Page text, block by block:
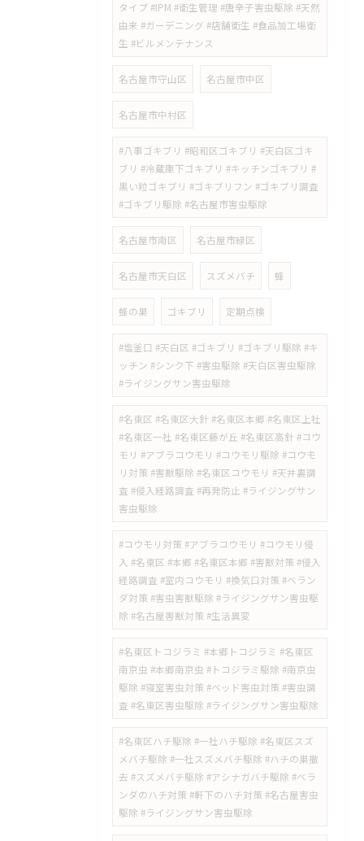
タイプ #IPM #衛生管理 #唐辛子害虫駆除 #天然
由来 #ガーデニング #店舗衛生 #食品加工場衛
生 #ビルメンテナンス
名古屋市守山区 名古屋市中区
名古屋市中村区
#八事ゴキブリ #昭和区ゴキブリ #天白区ゴキ
ブリ #冷蔵庫下ゴキブリ #キッチンゴキブリ #
黒い粒ゴキブリ #ゴキブリフン #ゴキブリ調査
#ゴキブリ駆除 #名古屋市害虫駆除
名古屋市南区 名古屋市緑区
名古屋市天白区 スズメバチ 蜂
蜂の巣 ゴキブリ 定期点検
#塩釜口 #天白区 #ゴキブリ #ゴキブリ駆除 #キ
ッチン #シンク下 #害虫駆除 #天白区害虫駆除
#ライジングサン害虫駆除
#名東区 #名東区大針 #名東区本郷 #名東区上社
#名東区一社 #名東区藤が丘 #名東区高針 #コウ
モリ #アブラコウモリ #コウモリ駆除 #コウモ
リ対策 #害獣駆除 #名東区コウモリ #天井裏調
査 #侵入経路調査 #再発防止 #ライジングサン
害虫駆除
#コウモリ対策 #アブラコウモリ #コウモリ侵
入 #名東区 #本郷 #名東区本郷 #害獣対策 #侵入
経路調査 #室内コウモリ #換気口対策 #ベラン
ダ対策 #害虫害獣駆除 #ライジングサン害虫駆
除 #名古屋害獣対策 #生活異変
#名東区トコジラミ #本郷トコジラミ #名東区
南京虫 #本郷南京虫 #トコジラミ駆除 #南京虫
駆除 #寝室害虫対策 #ベッド害虫対策 #害虫調
査 #名東区害虫駆除 #ライジングサン害虫駆除
#名東区ハチ駆除 #一社ハチ駆除 #名東区スズ
メバチ駆除 #一社スズメバチ駆除 #ハチの巣撤
去 #スズメバチ駆除 #アシナガバチ駆除 #ベラ
ンダのハチ対策 #軒下のハチ対策 #名古屋害虫
駆除 #ライジングサン害虫駆除